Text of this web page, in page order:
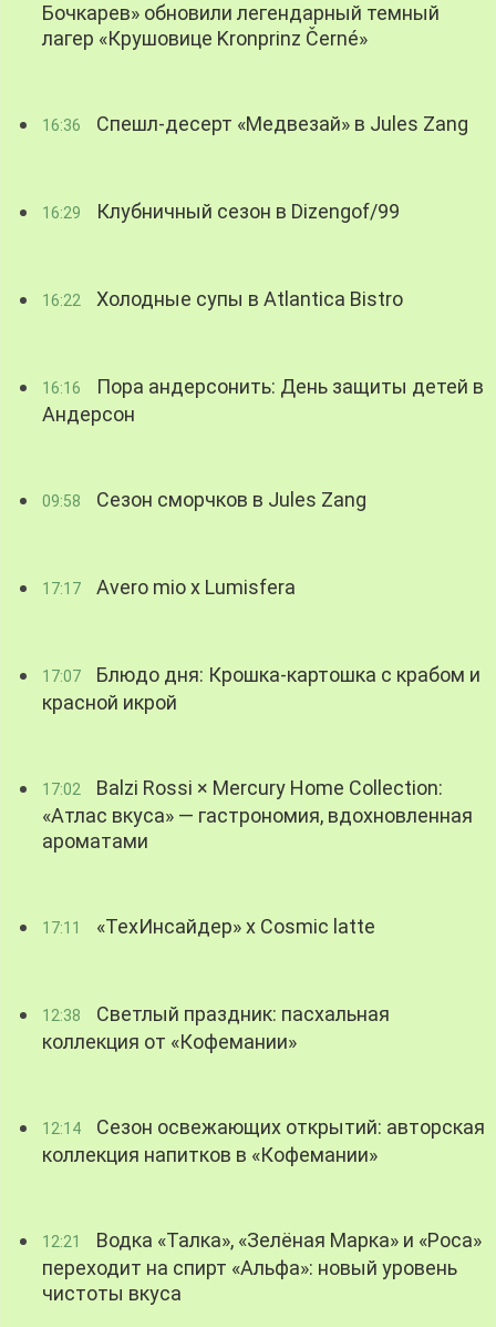
Бочкарев» обновили легендарный темный
лагер «Крушовице Kronprinz Černé»
16:36 Спешл-десерт «Медвезай» в Jules Zang
16:29 Клубничный сезон в Dizengof/99
16:22 Холодные супы в Atlantica Bistro
16:16
Пора андерсонить: День защиты детей в
Андерсон
09:58 Сезон сморчков в Jules Zang
17:17 Avero mio x Lumisfera
17:07
Блюдо дня: Крошка-картошка с крабом и
красной икрой
17:02
Balzi Rossi × Mercury Home Collection:
«Атлас вкуса» — гастрономия, вдохновленная
ароматами
17:11 «ТехИнсайдер» х Cosmic latte
12:38
Светлый праздник: пасхальная
коллекция от «Кофемании»
12:14
Сезон освежающих открытий: авторская
коллекция напитков в «Кофемании»
12:21
Водка «Талка», «Зелёная Марка» и «Роса»
переходит на спирт «Альфа»: новый уровень
чистоты вкуса